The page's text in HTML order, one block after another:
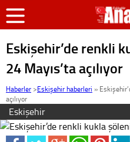
Eskişehir’de renkli
24 Mayıs’ta açılıyor
Haberler >Eskişehir haberleri »
açılıyor
Eskişehir